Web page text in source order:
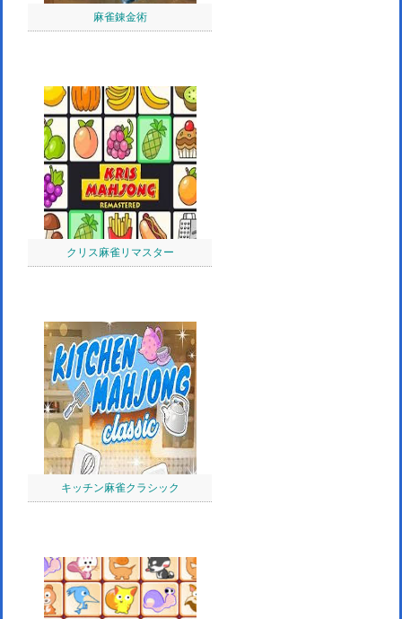
麻雀錬金術
クリス麻雀リマスター
キッチン麻雀クラシック